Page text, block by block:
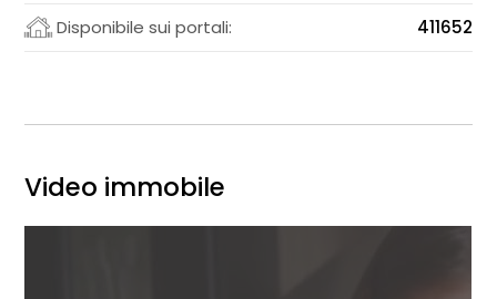
Disponibile sui portali: 411652
Video immobile